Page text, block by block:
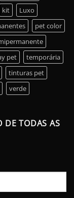
kit
Luxo
pet color
pet
temporária
tinturas pet
verde
DE TODAS AS